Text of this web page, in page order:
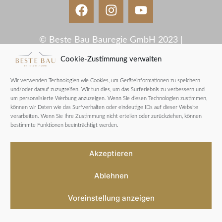
Cookie-Zustimmung verwalten
Wir verwenden Technologien wie Cookies, um Geräteinformationen zu speichern
und/oder darauf zuzugreifen. Wir tun dies, um das Surferlebnis zu verbessern und
um personalisierte Werbung anzuzeigen. Wenn Sie diesen Technologien zustimmen,
können wir Daten wie das Surfverhalten oder eindeutige IDs auf dieser Website
verarbeiten. Wenn Sie Ihre Zustimmung nicht erteilen oder zurückziehen, können
bestimmte Funktionen beeinträchtigt werden.
Akzeptieren
Ablehnen
Voreinstellung anzeigen
© Beste Bau Bauregie GmbH 2023 |
Designed by